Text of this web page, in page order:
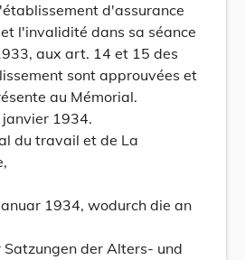
d'assurance
l'invalidité dans sa séance
aux art. 14 et 15 des
sont approuvées et
au Mémorial.
1934.
du travail et de La
1934, wodurch die an
der Alters- und